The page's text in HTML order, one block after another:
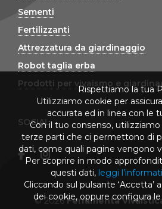
Sementi
Fertilizzanti
Attrezzatura da giardinaggio
Robot taglia erba
Prodotti per vivaismo e
SOCIAL
© 2026Ferramenta
Rispettiamo la tua
Utilizziamo cookie per
accurata ed in linea con le
Con il tuo consenso,
terze parti che ci permettono di
dati, come quali pagine vengono
Per scoprire in modo
questi dati, leggi
Cliccando sul pulsante ‘Accetta’
dei cookie, oppure configura